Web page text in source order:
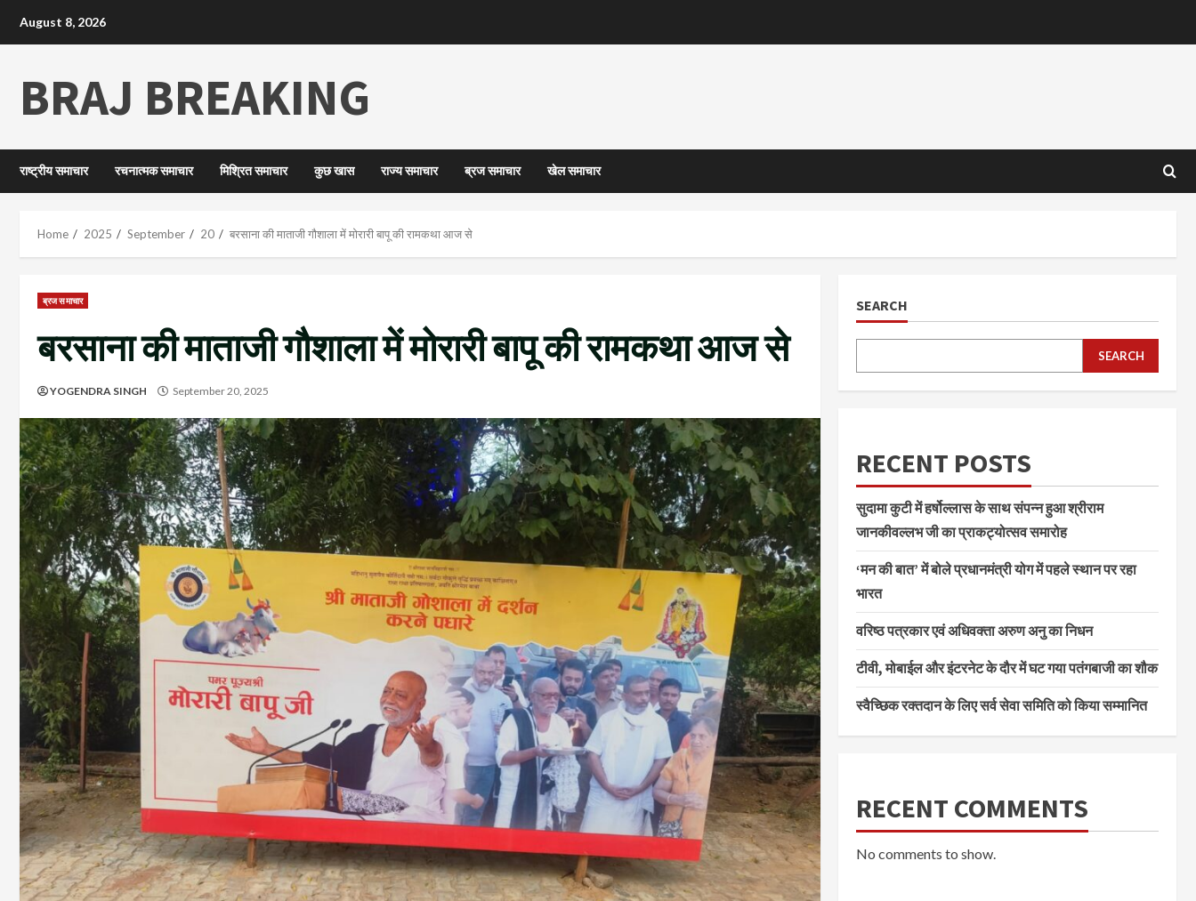
August 8, 2026
BRAJ BREAKING
राष्ट्रीय समाचार रचनात्मक समाचार मिश्रित समाचार कुछ खास राज्य समाचार ब्रज समाचार खेल समाचार
Home 2025 September 20 बरसाना की माताजी गौशाला में मोरारी बापू की रामकथा आज से
ब्रज समाचार
बरसाना की माताजी गौशाला में मोरारी बापू की रामकथा आज से
YOGENDRA SINGH September 20, 2025
SEARCH
SEARCH
RECENT POSTS
सुदामा कुटी में हर्षोल्लास के साथ संपन्न हुआ श्रीराम
जानकीवल्लभ जी का प्राकट्योत्सव समारोह
‘मन की बात’ में बोले प्रधानमंत्री योग में पहले स्थान पर रहा
भारत
वरिष्ठ पत्रकार एवं अधिवक्ता अरुण अनु का निधन
टीवी, मोबाईल और इंटरनेट के दौर में घट गया पतंगबाजी का शौक
स्वैच्छिक रक्तदान के लिए सर्व सेवा समिति को किया सम्मानित
RECENT COMMENTS
No comments to show.